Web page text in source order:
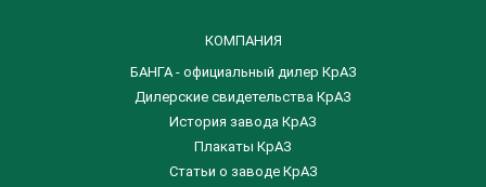
КОМПАНИЯ
БАНГА - официальный дилер КрАЗ
Дилерские свидетельства КрАЗ
История завода КрАЗ
Плакаты КрАЗ
Статьи о заводе КрАЗ